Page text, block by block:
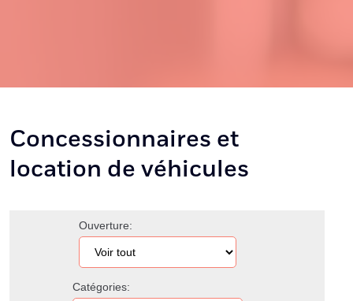
Concessionnaires et
location de véhicules
Ouverture:
Catégories: